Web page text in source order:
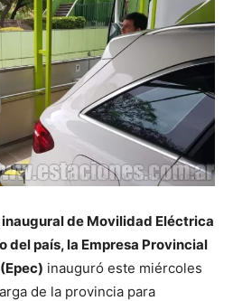
inaugural de Movilidad Eléctrica
del país, la Empresa Provincial
inauguró este miércoles
de la provincia para